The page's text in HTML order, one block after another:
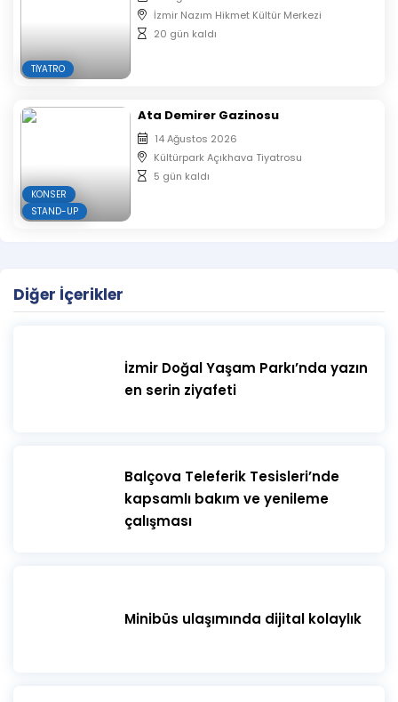
TIYATRO
İzmir Nazım Hikmet Kültür Merkezi
20 gün kaldı
KONSER
STAND-UP
Ata Demirer Gazinosu
14 Ağustos 2026
Kültürpark Açıkhava Tiyatrosu
5 gün kaldı
Diğer İçerikler
İzmir Doğal Yaşam Parkı’nda yazın
en serin ziyafeti
​Balçova Teleferik Tesisleri’nde
kapsamlı bakım ve yenileme
çalışması
Minibüs ulaşımında dijital kolaylık